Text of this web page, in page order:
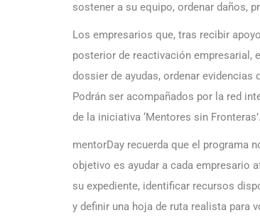
sostener a su equipo, ordenar daños,
Los empresarios que, tras recibir
posterior de reactivación empresarial,
dossier de ayudas, ordenar evidencias
Podrán ser acompañados por la red
de la iniciativa ‘Mentores sin Fronteras’.
mentorDay recuerda que el programa
objetivo es ayudar a cada empresario
su expediente, identificar recursos
y definir una hoja de ruta realista para